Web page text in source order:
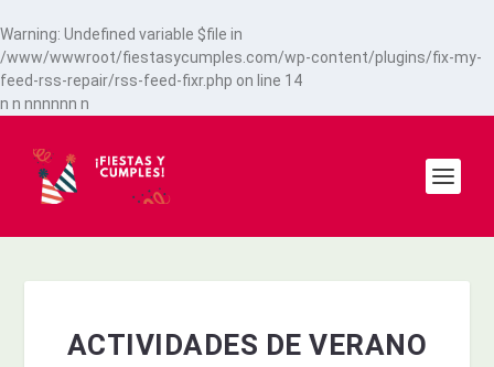
Warning: Undefined variable $file in
/www/wwwroot/fiestasycumples.com/wp-content/plugins/fix-my-
feed-rss-repair/rss-feed-fixr.php on line 14
n n nnnnnn n
ACTIVIDADES DE VERANO